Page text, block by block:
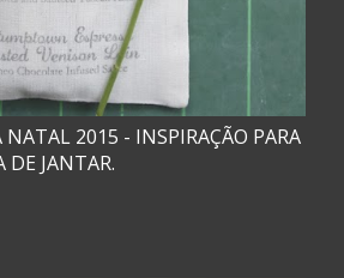
2015 - INSPIRAÇÃO PARA
DE JANTAR.